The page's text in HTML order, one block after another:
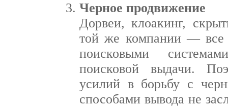
Черное продвижение
Дорвеи, клоакинг,
той же компании — все
поисковыми
поисковой выдачи.
усилий в борьбу с
способами вывода не